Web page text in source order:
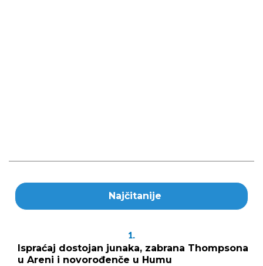
Najčitanije
1.
Ispraćaj dostojan junaka, zabrana Thompsona
u Areni i novorođenče u Humu